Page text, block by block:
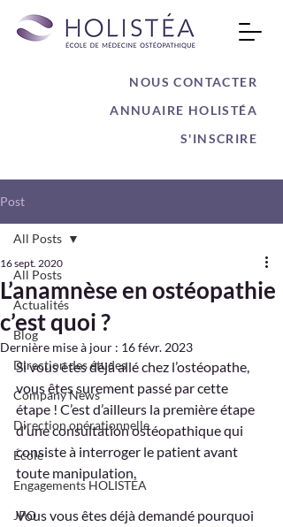
NOUS CONTACTER
ANNUAIRE HOLISTÉA
S'INSCRIRE
Post
All Posts
Actualités
Blog
Direction des études
Company News
Direction opérationnelle
École
Engagements HOLISTÉA
JPO
All Posts
L’anamnèse en ostéopathie
c’est quoi ?
16 sept. 2020
Dernière mise à jour : 16 févr. 2023
Si vous êtes déjà allé chez l’ostéopathe,
vous êtes surement passé par cette
étape ! C’est d’ailleurs la première étape
d’une consultation ostéopathique qui
consiste à interroger le patient avant
toute manipulation.
Vous vous êtes déjà demandé pourquoi